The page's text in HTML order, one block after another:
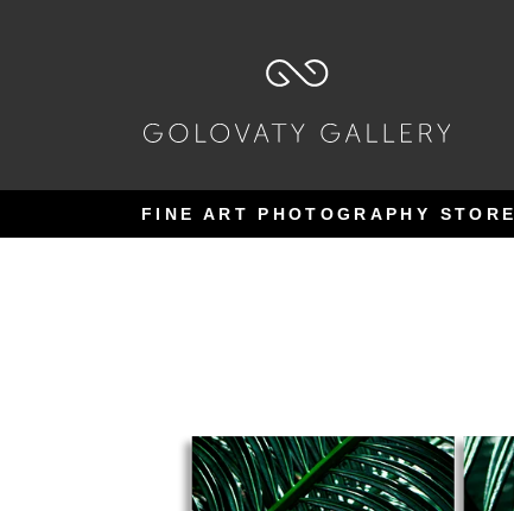
navegação
FINE ART PHOTOGRAPHY STORE